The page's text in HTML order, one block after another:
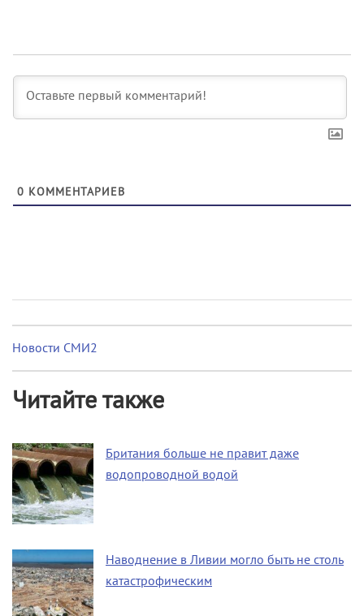
0 КОММЕНТАРИЕВ
Новости СМИ2
Читайте также
Британия больше не правит даже
водопроводной водой
Наводнение в Ливии могло быть не столь
катастрофическим